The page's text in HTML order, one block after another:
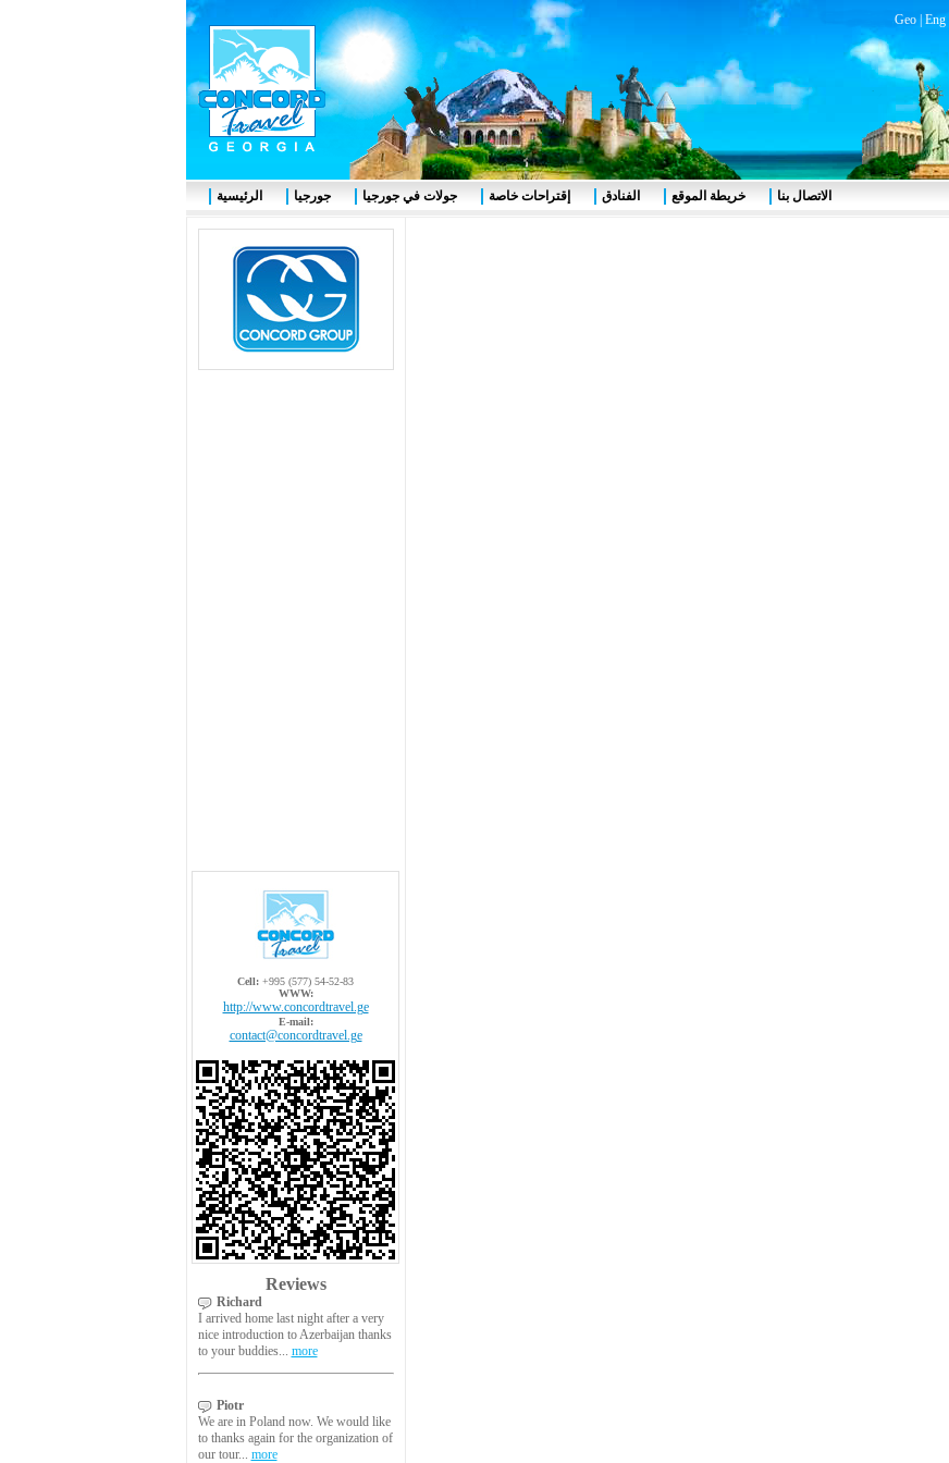
Geo| Eng|
Cell: +995 (577) 54-52-83
WWW:
http://www.concordtravel.ge
E-mail:
contact@concordtravel.ge
Reviews
Richard
I arrived home last night after a very
nice introduction to Azerbaijan thanks
to your buddies... more
Piotr
We are in Poland now. We would like
to thanks again for the organization of
our tour... more
الرئيسية جورجيا جولات في جورجيا إقتراحات خاصة الفنادق خريطة الموقع الاتصال بنا